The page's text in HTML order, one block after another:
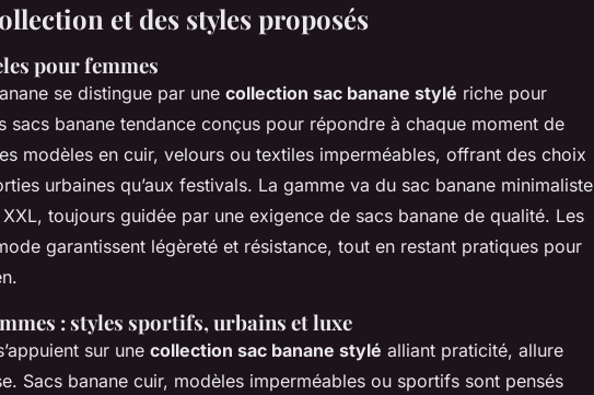
et des styles proposés
pour femmes
se distingue par une collection sac banane stylé riche pour
sacs banane tendance conçus pour répondre à chaque moment de
modèles en cuir, velours ou textiles imperméables, offrant des choix
urbaines qu’aux festivals. La gamme va du sac banane minimaliste
toujours guidée par une exigence de sacs banane de qualité. Les
garantissent légèreté et résistance, tout en restant pratiques pour
: styles sportifs, urbains et luxe
sur une collection sac banane stylé alliant praticité, allure
Sacs banane cuir, modèles imperméables ou sportifs sont pensés